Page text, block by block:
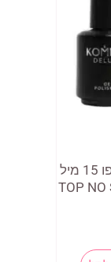
טופ נצנצים ללא נטרול קומילפו 15 מיל
TOP NO